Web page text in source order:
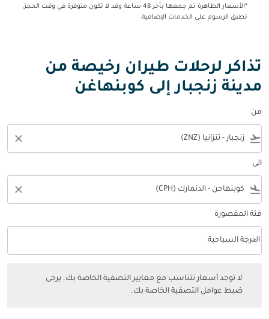
*الأسعار الظاهرة تم جمعها بآخر 48 ساعة وقد لا تكون متوفرة في وقت الحجز.
تطبق الرسوم على الخدمات الإضافية.
تذاكر لرحلات طيران رخيصة من
مدينة زنجبار إلى كوبنهاغن
من
flight_takeoff
close
الى
flight_land
close
فئة المقصورة
فئة المقصورة option الدرجة السياحية Selected
الدرجة السياحية
keyboard_arrow_down
لا توجد أسعار تتناسب مع معايير التصفية الخاصة بك. يرجى
ضبط عوامل التصفية الخاصة بك.